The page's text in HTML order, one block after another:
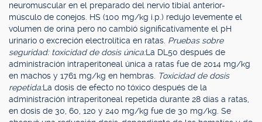
neuromuscular en el preparado del nervio tibial anterior-
músculo de conejos. HS (100 mg/kg i.p.) redujo levemente el
volumen de orina pero no cambió significativamente el pH
urinario o excreción electrolítica en ratas. Pruebas sobre
seguridad: toxicidad de dosis única:La DL50 después de
administración intraperitoneal única a ratas fue de 2014 mg/kg
en machos y 1761 mg/kg en hembras. Toxicidad de dosis
repetida:La dosis de efecto no tóxico después de la
administración intraperitoneal repetida durante 28 días a ratas,
en dosis de 30, 60, 120 y 240 mg/kg fue de 30 mg/kg. Se